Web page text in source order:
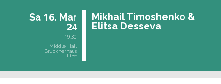
Sa 16. Mar
24
19:30
Middle Hall
Brucknerhaus
Linz
Mik­hail Ti­mos­hen­ko &
Elit­sa Des­se­va